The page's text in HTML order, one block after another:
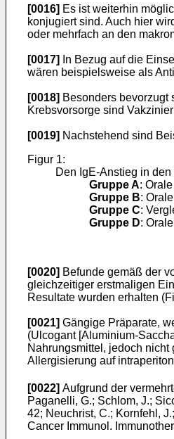
[0016] Es ist weiterhin
konjugiert sind. Auch hier
oder mehrfach an den
[0017]
In Bezug auf die
wären beispielsweise als
[0018] Besonders bevorzugt
Krebsvorsorge sind
[0019] Nachstehend sind
Figur 1:
Den IgE-Anstieg in
Gruppe A:
Gruppe B:
Gruppe C:
Gruppe D:
[0020] Befunde gemäß der
gleichzeitiger erstmaligen
Resultate wurden erhalten
[0021] Gängige Präparate,
(Ulcogant [Aluminium-
Nahrungsmittel, jedoch
Allergisierung auf
[0022] Aufgrund der
Paganelli, G.; Schlom, J.;
42; Neuchrist, C.; Kornfehl,
Cancer Immunol.